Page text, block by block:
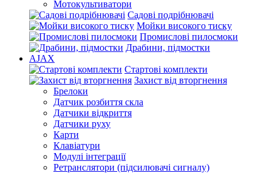
Мотокультиватори
Садові подрібнювачі
Мойки високого тиску
Промислові пилосмоки
Драбини, підмостки
AJAX
Стартові комплекти
Захист від вторгнення
Брелоки
Датчик розбиття скла
Датчики відкриття
Датчики руху
Карти
Клавіатури
Модулі інтеграції
Ретранслятори (підсилювачі сигналу)